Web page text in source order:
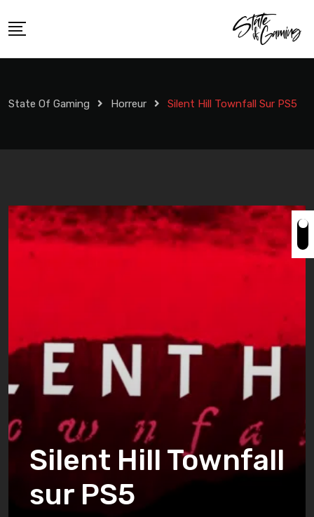
to
State Of Gaming Horreur Silent Hill Townfall Sur PS5
Silent Hill Townfall
sur PS5